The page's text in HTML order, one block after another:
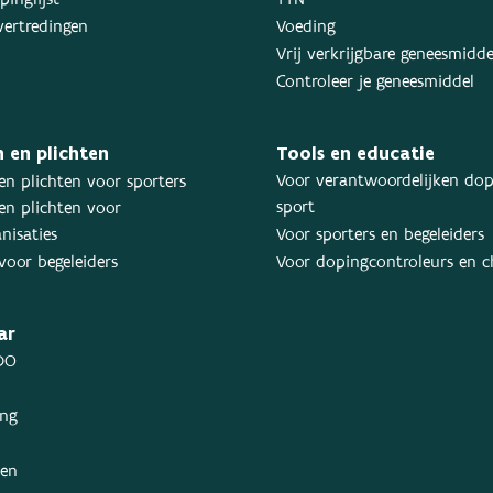
Voeding
Vrij verkrijgbare
Controleer je geneesmiddel
en plichten
plichten voor sporters
plichten voor
begeleiders
Tools en educatie
Voor verantwoordelijken
sport
Voor sporters en begeleiders
Voor dopingcontroleurs en